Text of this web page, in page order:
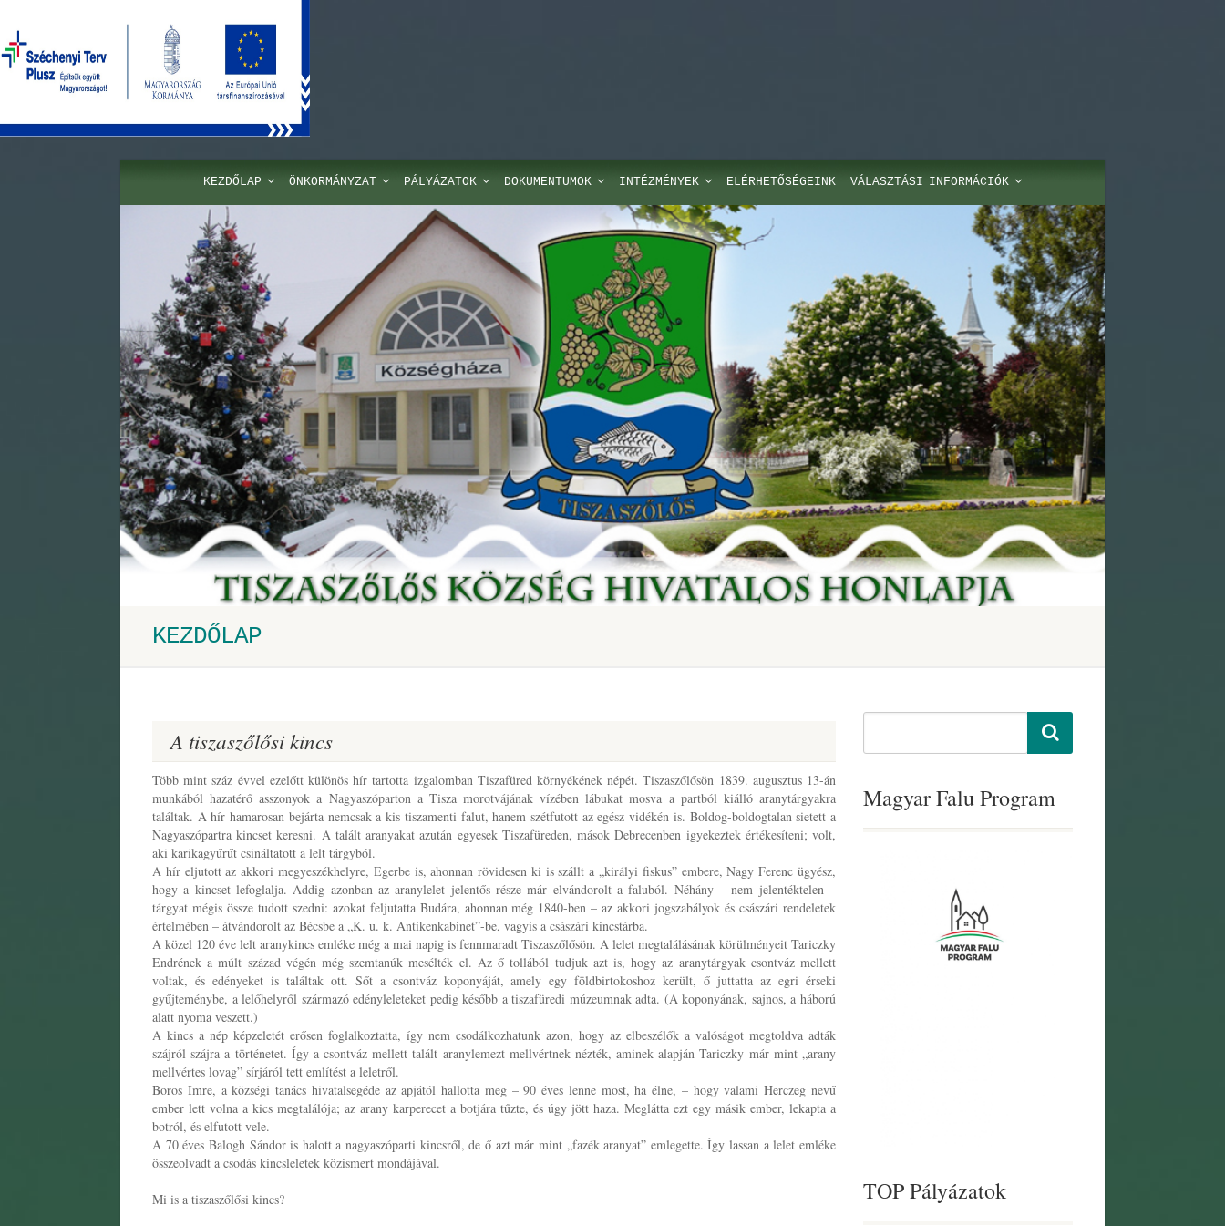
KEZDŐLAP ÖNKORMÁNYZAT PÁLYÁZATOK DOKUMENTUMOK INTÉZMÉNYEK ELÉRHETŐSÉGEINK VÁLASZTÁSI INFORMÁCIÓK
KEZDŐLAP
A tiszaszőlősi kincs
Több mint száz évvel ezelőtt különös hír tartotta izgalomban Tiszafüred környékének népét. Tiszaszőlősön 1839. augusztus 13-án
munkából hazatérő asszonyok a Nagyaszóparton a Tisza morotvájának vízében lábukat mosva a partból kiálló aranytárgyakra
találtak. A hír hamarosan bejárta nemcsak a kis tiszamenti falut, hanem szétfutott az egész vidékén is. Boldog-boldogtalan sietett a
Nagyaszópartra kincset keresni. A talált aranyakat azután egyesek Tiszafüreden, mások Debrecenben igyekeztek értékesíteni; volt,
aki karikagyűrűt csináltatott a lelt tárgyból.
A hír eljutott az akkori megyeszékhelyre, Egerbe is, ahonnan rövidesen ki is szállt a „királyi fiskus” embere, Nagy Ferenc ügyész,
hogy a kincset lefoglalja. Addig azonban az aranylelet jelentős része már elvándorolt a faluból. Néhány – nem jelentéktelen –
tárgyat mégis össze tudott szedni: azokat feljutatta Budára, ahonnan még 1840-ben – az akkori jogszabályok és császári rendeletek
értelmében – átvándorolt az Bécsbe a „K. u. k. Antikenkabinet”-be, vagyis a császári kincstárba.
A közel 120 éve lelt aranykincs emléke még a mai napig is fennmaradt Tiszaszőlősön. A lelet megtalálásának körülményeit Tariczky
Endrének a múlt század végén még szemtanúk mesélték el. Az ő tollából tudjuk azt is, hogy az aranytárgyak csontváz mellett
voltak, és edényeket is találtak ott. Sőt a csontváz koponyáját, amely egy földbirtokoshoz került, ő juttatta az egri érseki
gyűjteménybe, a lelőhelyről származó edényleleteket pedig később a tiszafüredi múzeumnak adta. (A koponyának, sajnos, a háború
alatt nyoma veszett.)
A kincs a nép képzeletét erősen foglalkoztatta, így nem csodálkozhatunk azon, hogy az elbeszélők a valóságot megtoldva adták
szájról szájra a történetet. Így a csontváz mellett talált aranylemezt mellvértnek nézték, aminek alapján Tariczky már mint „arany
mellvértes lovag” sírjáról tett említést a leletről.
Boros Imre, a községi tanács hivatalsegéde az apjától hallotta meg – 90 éves lenne most, ha élne, – hogy valami Herczeg nevű
ember lett volna a kics megtalálója; az arany karperecet a botjára tűzte, és úgy jött haza. Meglátta ezt egy másik ember, lekapta a
botról, és elfutott vele.
A 70 éves Balogh Sándor is halott a nagyaszóparti kincsről, de ő azt már mint „fazék aranyat” emlegette. Így lassan a lelet emléke
összeolvadt a csodás kincsleletek közismert mondájával.
Mi is a tiszaszőlősi kincs?
Magyar Falu Program
TOP Pályázatok